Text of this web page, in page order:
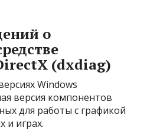
о
(dxdiag)
Windows
версия компонентов
для работы с графикой
и играх.